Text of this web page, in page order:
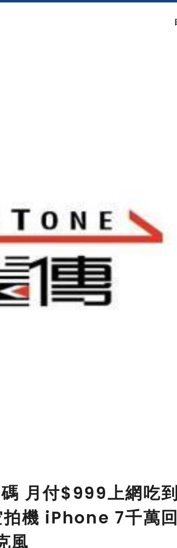
月付$999上網吃
機 iPhone 7千萬
風